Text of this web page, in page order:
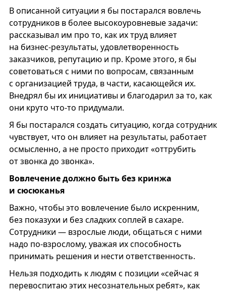
В описанной ситуации я бы постарался вовлечь
сотрудников в более высокоуровневые задачи:
рассказывал им про то, как их труд влияет
на бизнес-результаты, удовлетворенность
заказчиков, репутацию и пр. Кроме этого, я бы
советоваться с ними по вопросам, связанным
с организацией труда, в части, касающейся их.
Внедрял бы их инициативы и благодарил за то, как
они круто что-то придумали.
Я бы постарался создать ситуацию, когда сотрудник
чувствует, что он влияет на результаты, работает
осмысленно, а не просто приходит «оттрубить
от звонка до звонка».
Вовлечение должно быть без кринжа
и сюсюканья
Важно, чтобы это вовлечение было искренним,
без показухи и без сладких соплей в сахаре.
Сотрудники — взрослые люди, общаться с ними
надо по-взрослому, уважая их способность
принимать решения и нести ответственность.
Нельзя подходить к людям с позиции «сейчас я
перевоспитаю этих несознательных ребят», как